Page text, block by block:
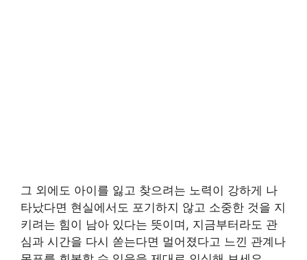
그 외에도 아이를 잃고 찾으려는 노력이 강하게 나
타났다면 현실에서도 포기하지 않고 소중한 것을 지
키려는 힘이 남아 있다는 뜻이며, 지금부터라도 관
심과 시간을 다시 쏟는다면 멀어졌다고 느낀 관계나